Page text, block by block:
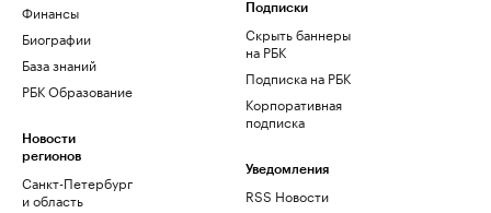
Финансы
Биографии
База знаний
РБК Образование
Новости
регионов
Санкт-Петербург
и область
Подписки
Скрыть баннеры
на РБК
Подписка на РБК
Корпоративная
подписка
Уведомления
RSS Новости